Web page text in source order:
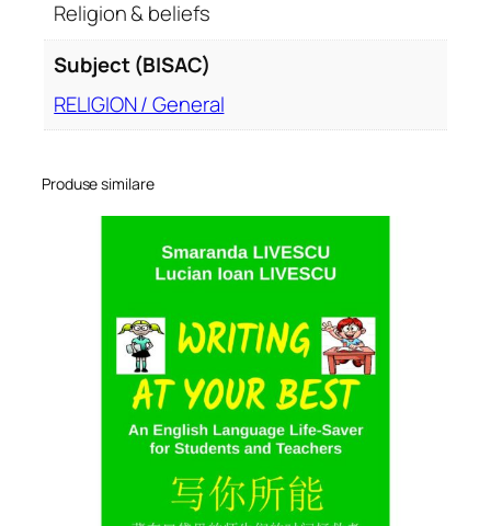
Religion & beliefs
Subject (BISAC)
RELIGION / General
Produse similare